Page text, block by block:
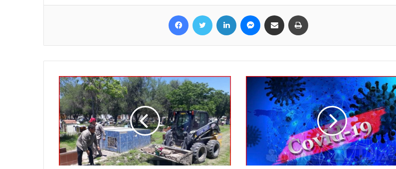
Facebook Twitter LinkedIn MessengerCompartir por correo electrónico